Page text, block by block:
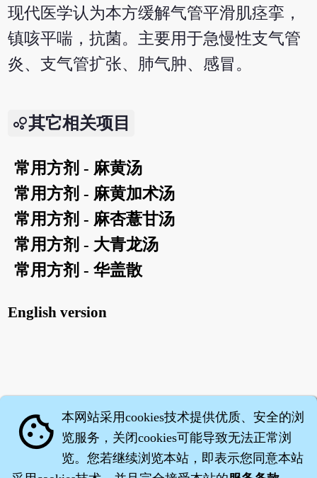
现代医学认为本方缓解气管平滑肌痉挛，
镇咳平喘，抗菌。主要用于急慢性支气管
炎、支气管扩张、肺气肿、感冒。
其它相关项目
常用方剂 - 麻黄汤
常用方剂 - 麻黄加术汤
常用方剂 - 麻杏薏甘汤
常用方剂 - 大青龙汤
常用方剂 - 华盖散
English version
cookie 本网站采用cookies技术提供优质、安全的浏
览服务，关闭cookies可能导致无法正常浏
览。您若继续浏览本站，即表示您同意本站